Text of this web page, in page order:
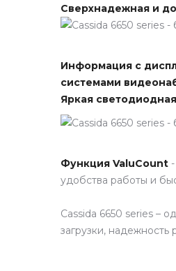
Сверхнадежная и
Информация с
системами
Яркая
Функция ValuCount
удобства работы и
Cassida 6650 series –
загрузки,